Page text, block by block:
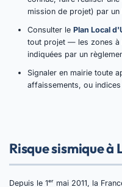
mission de projet) par
Consulter le Plan Local
tout projet — les zones à
indiquées par un
Signaler en mairie toute
affaissements, ou
Risque sismique à
Depuis le 1ᵉʳ mai 2011, la